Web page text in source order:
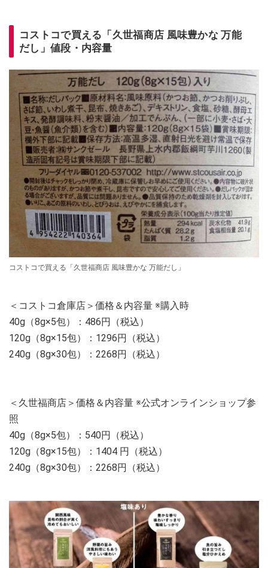
コストコで買える「久世福商店 風味豊かな 万能
だし」値段・内容量
コストコで買える「久世福商店 風味豊かな 万能だし」
＜コストコ倉庫店＞価格＆内容量 ※購入時
40g（8g×5包）：486円（税込）
120g（8g×15包）：1296円（税込）
240g（8g×30包）：2268円（税込）
＜久世福商店＞価格＆内容量 ※公式オンラインショップ参
照
40g（8g×5包）：540円（税込）
120g（8g×15包）：1404 円（税込）
240g（8g×30包）：2268円（税込）